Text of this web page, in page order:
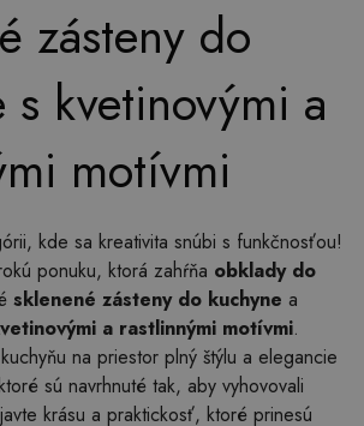
zásteny do
s kvetinovými a
motívmi
kde sa kreativita snúbi s funkčnosťou!
ponuku, ktorá zahŕňa obklady do
sklenené zásteny do kuchyne a
a rastlinnými motívmi.
na priestor plný štýlu a elegancie
sú navrhnuté tak, aby vyhovovali
krásu a praktickosť, ktoré prinesú